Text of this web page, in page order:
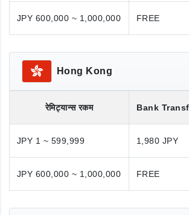
JPY 600,000 ~ 1,000,000 FREE
Hong Kong
रेमिट्यान्स रकम Bank
JPY 1 ~ 599,999 1,980 JPY
JPY 600,000 ~ 1,000,000 FREE